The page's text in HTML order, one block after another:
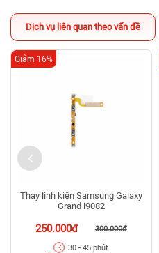
Dịch vụ liên quan theo vấn đề
Thay linh kiện Samsung Galaxy
Grand i9082
250.000đ 300.000đ
Giảm 16%
30 - 45 phút